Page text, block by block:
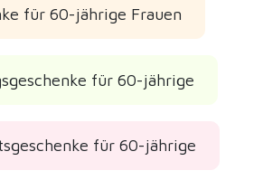
für 60-jährige Frauen
für 60-jährige
für 60-jährige